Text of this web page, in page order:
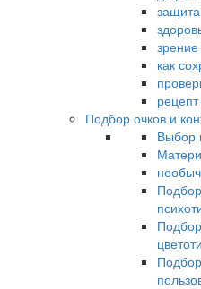
зрение
как
Подбор очков и
Выбор